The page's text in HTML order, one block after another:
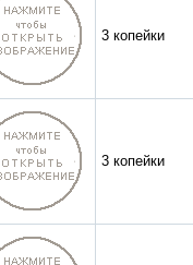
3 копейки
3 копейки